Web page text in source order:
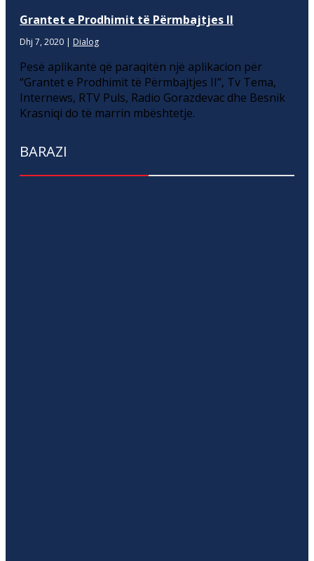
Grantet e Prodhimit të Përmbajtjes II
Dhj 7, 2020 | Dialog
Pesë aplikantë që paraqitën një aplikacion për
“Grantet e Prodhimit të Përmbajtjes II”, Tv Tema,
Internews, RTV Puls, Radio Gorazdevac dhe Besnik
Krasniqi do të marrin mbështetje.
BARAZI